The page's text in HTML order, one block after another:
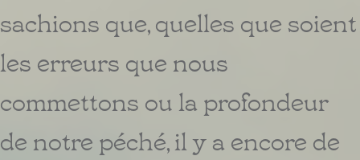
sachions que, quelles que soient
les erreurs que nous
commettons ou la profondeur
de notre péché, il y a encore de